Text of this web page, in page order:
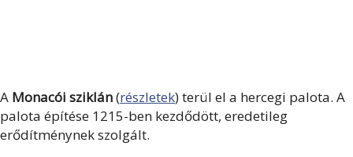
A Monacói sziklán(részletek) terül el a hercegi palota. A
palota építése 1215-ben kezdődött, eredetileg
erődítménynek szolgált.